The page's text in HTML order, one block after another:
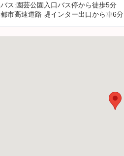
ス:園芸公園入口バス停から徒歩5分
市高速道路 堤インター出口から車6分